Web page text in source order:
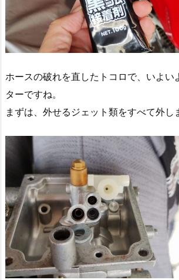
ホースの破れを直したトコロで、いよい
ターですね。
まずは、外せるジェット類をすべて外し